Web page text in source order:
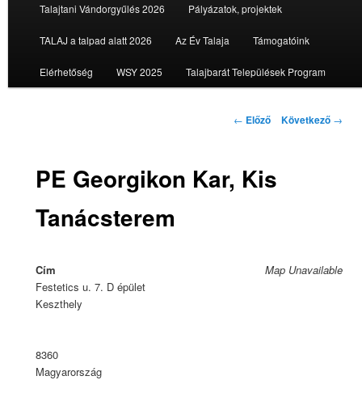
Talajtani Vándorgyűlés 2026 Pályázatok, projektek
TALAJ a talpad alatt 2026 Az Év Talaja Támogatóink
Elérhetőség WSY 2025 Talajbarát Települések Program
Bejegyzés
← Előző Következő →
PE Georgikon Kar, Kis
Tanácsterem
Map Unavailable
Cím
Festetics u. 7. D épület
Keszthely
8360
Magyarország